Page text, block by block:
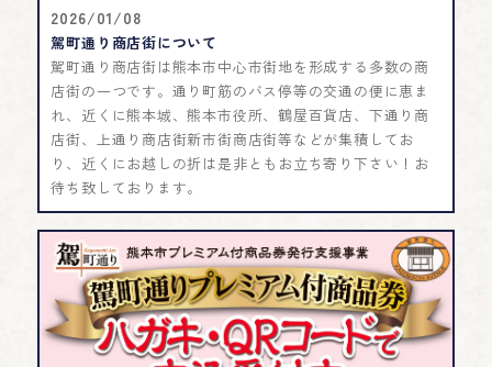
2026/01/08
駕町通り商店街について
駕町通り商店街は熊本市中心市街地を形成する多数の商
店街の一つです。通り町筋のバス停等の交通の便に恵ま
れ、近くに熊本城、熊本市役所、鶴屋百貨店、下通り商
店街、上通り商店街新市街商店街等などが集積してお
り、近くにお越しの折は是非ともお立ち寄り下さい！お
待ち致しております。